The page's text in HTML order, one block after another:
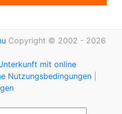
Copyright © 2002 - 2026
mit online
Nutzungsbedingungen